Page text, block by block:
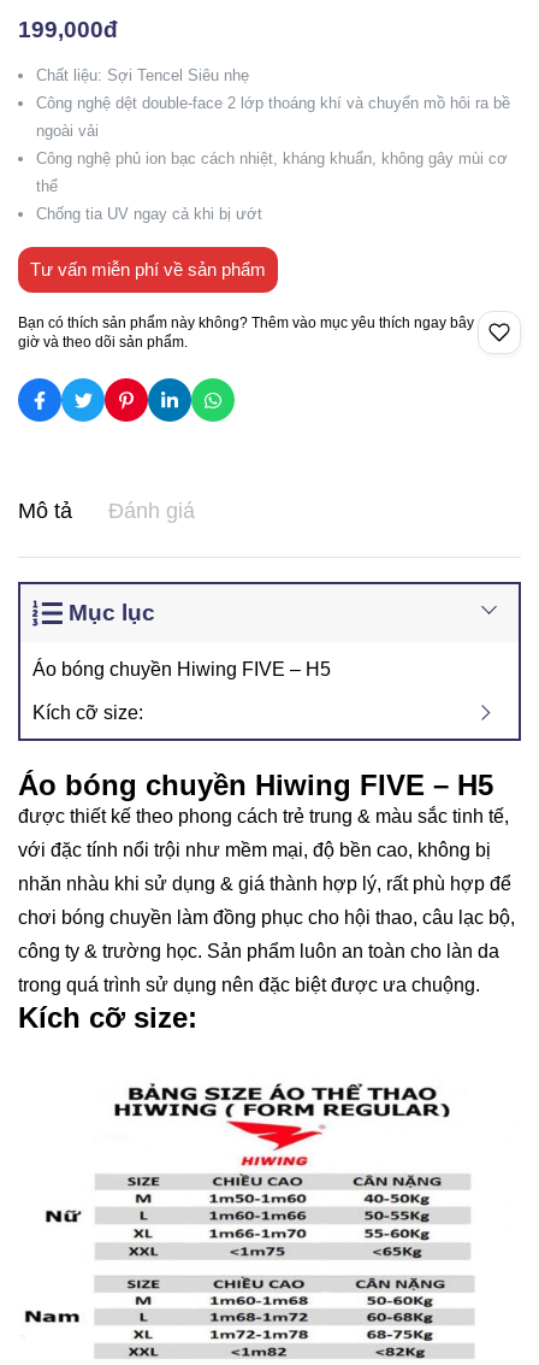
199,000đ
Chất liệu: Sợi Tencel Siêu nhẹ
Công nghệ dệt double-face 2 lớp thoáng khí và chuyển mồ hôi ra bề
ngoài vải
Công nghệ phủ ion bạc cách nhiệt, kháng khuẩn, không gây mùi cơ
thể
Chống tia UV ngay cả khi bị ướt
Tư vấn miễn phí về sản phẩm
Bạn có thích sản phẩm này không? Thêm vào mục yêu thích ngay bây
giờ và theo dõi sản phẩm.
Mô tả Đánh giá
Mục lục
Áo bóng chuyền Hiwing FIVE – H5
Kích cỡ size:
Áo bóng chuyền Hiwing FIVE – H5
được thiết kế theo phong cách trẻ trung & màu sắc tinh tế,
với đặc tính nổi trội như mềm mại, độ bền cao, không bị
nhăn nhàu khi sử dụng & giá thành hợp lý, rất phù hợp để
chơi bóng chuyền làm đồng phục cho hội thao, câu lạc bộ,
công ty & trường học. Sản phẩm luôn an toàn cho làn da
trong quá trình sử dụng nên đặc biệt được ưa chuộng.
Kích cỡ size: